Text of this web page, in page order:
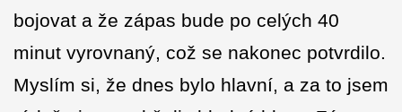
bojovat a že zápas bude po celých 40
minut vyrovnaný, což se nakonec potvrdilo.
Myslím si, že dnes bylo hlavní, a za to jsem